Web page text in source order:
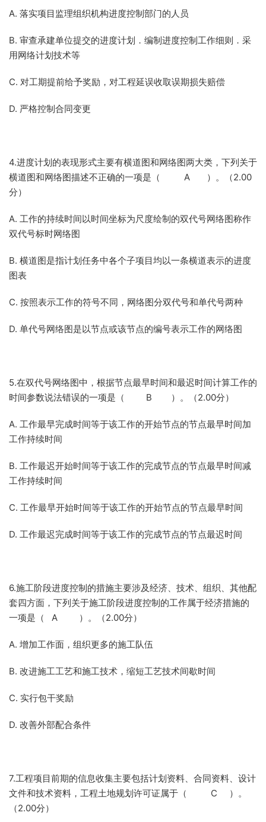
A. 落实项目监理组织机构进度控制部门的人员
B. 审查承建单位提交的进度计划．编制进度控制工作细则．采
用网络计划技术等
C. 对工期提前给予奖励，对工程延误收取误期损失赔偿
D. 严格控制合同变更
4.进度计划的表现形式主要有横道图和网络图两大类，下列关于
横道图和网络图描述不正确的一项是（ A ）。（2.00
分）
A. 工作的持续时间以时间坐标为尺度绘制的双代号网络图称作
双代号标时网络图
B. 横道图是指计划任务中各个子项目均以一条横道表示的进度
图表
C. 按照表示工作的符号不同，网络图分双代号和单代号两种
D. 单代号网络图是以节点或该节点的编号表示工作的网络图
5.在双代号网络图中，根据节点最早时间和最迟时间计算工作的
时间参数说法错误的一项是（ B ）。（2.00分）
A. 工作最早完成时间等于该工作的开始节点的节点最早时间加
工作持续时间
B. 工作最迟开始时间等于该工作的完成节点的节点最早时间减
工作持续时间
C. 工作最早开始时间等于该工作的开始节点的节点最早时间
D. 工作最迟完成时间等于该工作的完成节点的节点最迟时间
6.施工阶段进度控制的措施主要涉及经济、技术、组织、其他配
套四方面，下列关于施工阶段进度控制的工作属于经济措施的
一项是（ A ）。（2.00分）
A. 增加工作面，组织更多的施工队伍
B. 改进施工工艺和施工技术，缩短工艺技术间歇时间
C. 实行包干奖励
D. 改善外部配合条件
7.工程项目前期的信息收集主要包括计划资料、合同资料、设计
文件和技术资料，工程土地规划许可证属于（ C ）。
（2.00分）